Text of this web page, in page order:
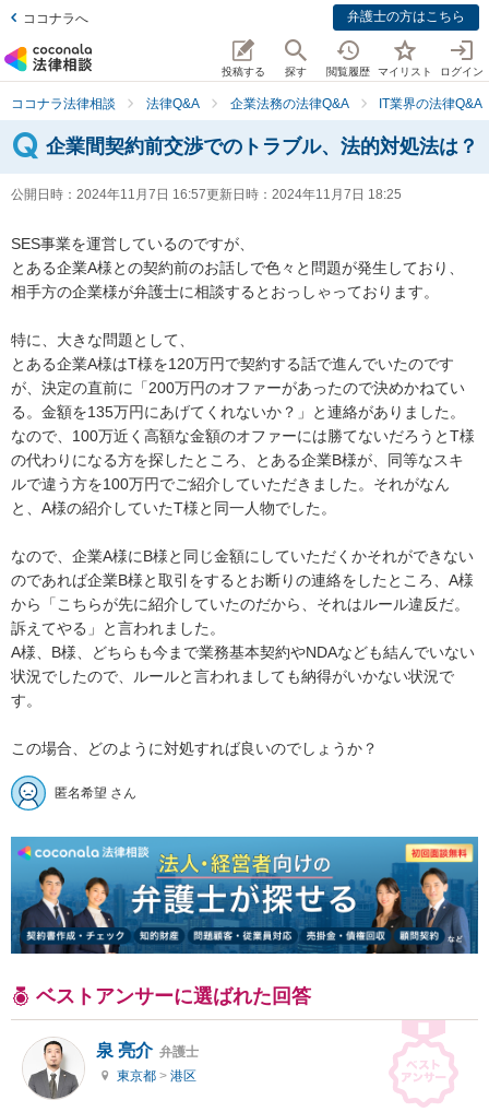
ココナラへ 弁護士の方はこちら
投稿する 探す 閲覧履歴 マイリスト ログイン
ココナラ法律相談 法律Q&A 企業法務の法律Q&A IT業界の法律Q&A
企業間契約前交渉でのトラブル、法的対処法は？
公開日時： 2024年11月7日 16:57更新日時： 2024年11月7日 18:25
SES事業を運営しているのですが、
とある企業A様との契約前のお話しで色々と問題が発生しており、
相手方の企業様が弁護士に相談するとおっしゃっております。
特に、大きな問題として、
とある企業A様はT様を120万円で契約する話で進んでいたのです
が、決定の直前に「200万円のオファーがあったので決めかねてい
る。金額を135万円にあげてくれないか？」と連絡がありました。
なので、100万近く高額な金額のオファーには勝てないだろうとT様
の代わりになる方を探したところ、とある企業B様が、同等なスキ
ルで違う方を100万円でご紹介していただきました。それがなん
と、A様の紹介していたT様と同一人物でした。
なので、企業A様にB様と同じ金額にしていただくかそれができない
のであれば企業B様と取引をするとお断りの連絡をしたところ、A様
から「こちらが先に紹介していたのだから、それはルール違反だ。
訴えてやる」と言われました。
A様、B様、どちらも今まで業務基本契約やNDAなども結んでいない
状況でしたので、ルールと言われましても納得がいかない状況で
す。
この場合、どのように対処すれば良いのでしょうか？
匿名希望 さん
ベストアンサーに選ばれた回答
泉 亮介 弁護士
東京都 > 港区